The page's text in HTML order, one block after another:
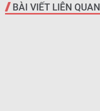
BÀI VIẾT LIÊN QUAN